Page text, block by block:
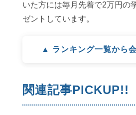
いた方には毎月先着で2万円の
ゼントしています。
▲ ランキング一覧から
関連記事PICKUP!!